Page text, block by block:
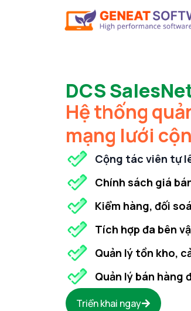
DCS
Hệ thống
mạng lưới
Cộng tác viên tự
Chính sách giá
Kiểm hàng, đối
Tích hợp đa bên
Quản lý tồn kho,
Quản lý bán hàng
Triển khai ngay